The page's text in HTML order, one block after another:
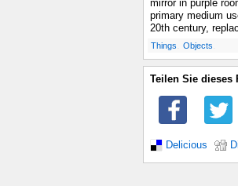
mirror in purple
primary medium
20th century,
Things Objects
Teilen Sie dieses
Delicious